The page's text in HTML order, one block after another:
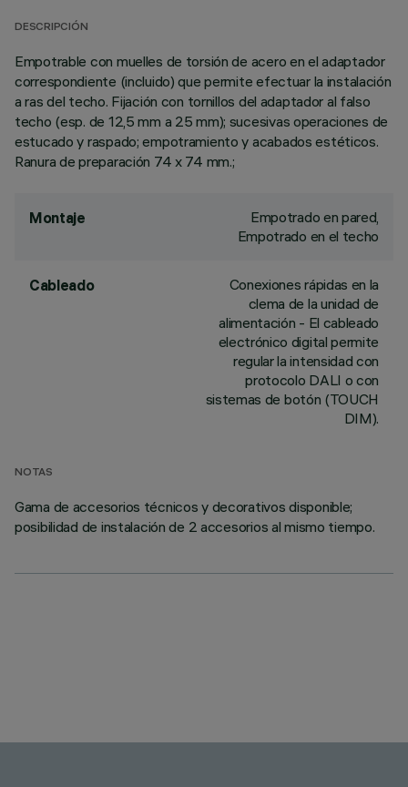
DESCRIPCIÓN
Empotrable con muelles de torsión de acero en el adaptador
correspondiente (incluido) que permite efectuar la instalación
a ras del techo. Fijación con tornillos del adaptador al falso
techo (esp. de 12,5 mm a 25 mm); sucesivas operaciones de
estucado y raspado; empotramiento y acabados estéticos.
Ranura de preparación 74 x 74 mm.;
Montaje
Empotrado en pared,
Empotrado en el techo
Cableado
Conexiones rápidas en la
clema de la unidad de
alimentación - El cableado
electrónico digital permite
regular la intensidad con
protocolo DALI o con
sistemas de botón (TOUCH
DIM).
NOTAS
Gama de accesorios técnicos y decorativos disponible;
posibilidad de instalación de 2 accesorios al mismo tiempo.